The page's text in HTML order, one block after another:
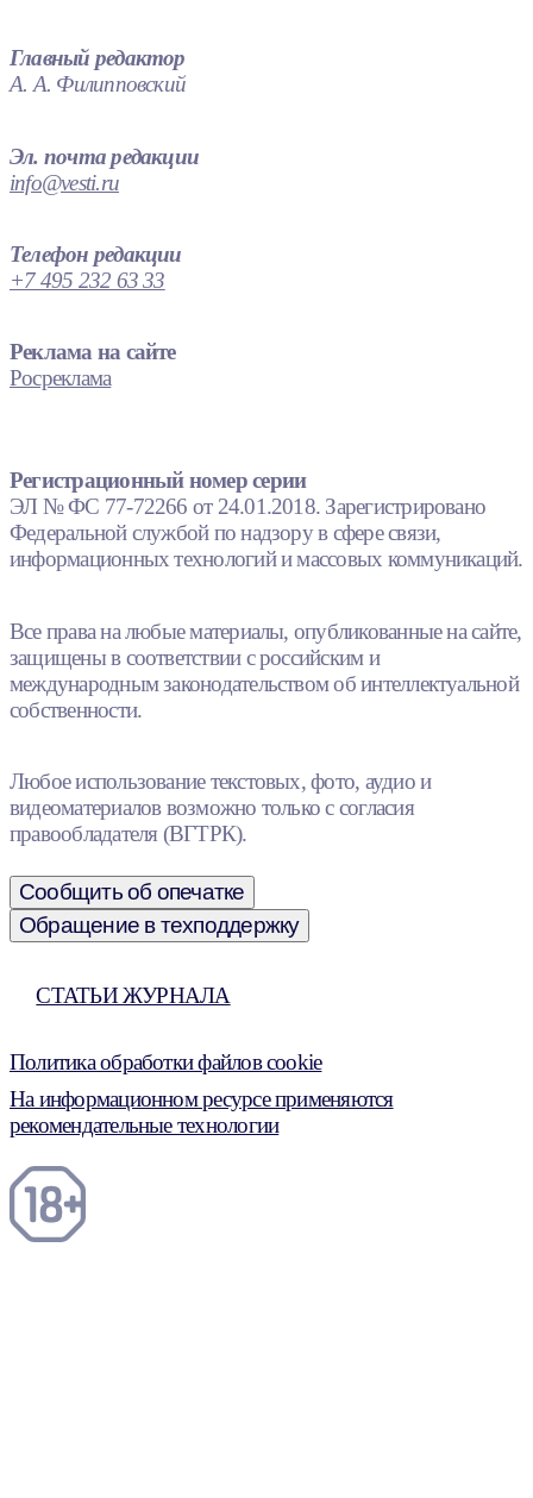
Главный редактор
А. А. Филипповский
Эл. почта редакции
info@vesti.ru
Телефон редакции
+7 495 232 63 33
Реклама на сайте
Росреклама
Регистрационный номер серии
ЭЛ № ФС 77-72266 от 24.01.2018. Зарегистрировано
Федеральной службой по надзору в сфере связи,
информационных технологий и массовых коммуникаций.
Все права на любые материалы, опубликованные на сайте,
защищены в соответствии с российским и
международным законодательством об интеллектуальной
собственности.
Любое использование текстовых, фото, аудио и
видеоматериалов возможно только с согласия
правообладателя (ВГТРК).
Сообщить об опечатке
Обращение в техподдержку
СТАТЬИ ЖУРНАЛА
Политика обработки файлов cookie
На информационном ресурсе применяются
рекомендательные технологии